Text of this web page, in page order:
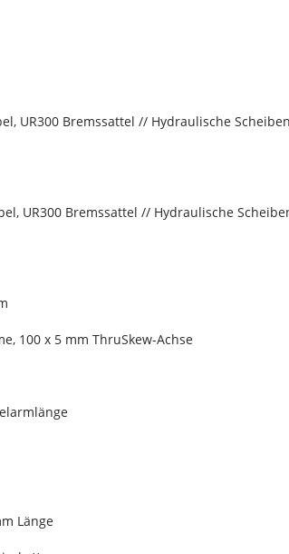
UR300 Bremssattel // Hydraulische
UR300 Bremssattel // Hydraulische
100 x 5 mm ThruSkew-Achse
Länge